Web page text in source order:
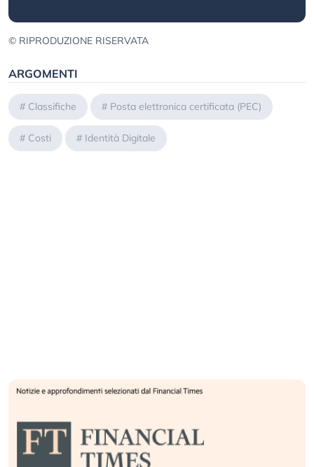
© RIPRODUZIONE RISERVATA
ARGOMENTI
# Classifiche # Posta elettronica certificata (PEC)
# Costi # Identità Digitale